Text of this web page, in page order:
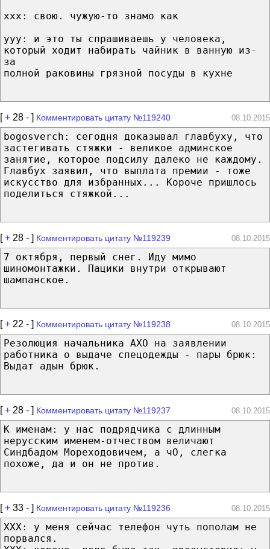
xxx: свою. чужую-то знамо как
yyy: и это ты спрашиваешь у человека,
который xодит набирать чайник в ванную из-
за
полной раковины грязной посуды в кухне
[+ 28 - ] Комментировать цитату №119240 08.10.2015
bogosverch: сегодня доказывал главбуху, что
застегивать стяжки - великое админское
занятие, которое подсилу далеко не каждому.
Главбух заявил, что выплата премии - тоже
искусство для избранных... Короче пришлось
поделиться стяжкой...
[+ 28 - ] Комментировать цитату №119239 08.10.2015
7 октября, первый снег. Иду мимо
шиномонтажки. Пацики внутри открывают
шампанское.
[+ 22 - ] Комментировать цитату №119238 08.10.2015
Резолюция начальника АХО на заявлении
работника о выдаче спецодежды - пары брюк:
Выдат адын брюк.
[+ 28 - ] Комментировать цитату №119237 08.10.2015
К именам: у нас подрядчика с длинным
нерусским именем-отчеством величают
Синдбадом Мореходовичем, а чО, слегка
похоже, да и он не против.
[+ 33 - ] Комментировать цитату №119236 08.10.2015
ХХХ: у меня сейчас телефон чуть пополам не
порвался.